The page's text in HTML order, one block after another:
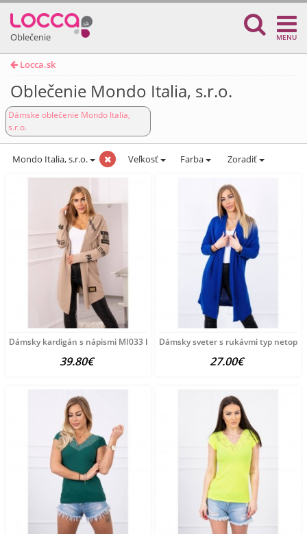
Oblečenie MENU
Locca.sk
Oblečenie Mondo Italia, s.r.o.
Dámske oblečenie Mondo Italia,
s.r.o.
Mondo Italia, s.r.o. Veľkosť Farba Zoradiť
Dámsky kardigán s nápismi MI033 béžový Univerzálna
39.80€
Dámsky sveter s rukávmi typ
27.00€